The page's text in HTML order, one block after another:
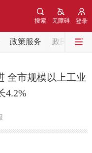
登录
无障碍
搜索
政策服务 政民互动
全市规模以上工业
4.2%